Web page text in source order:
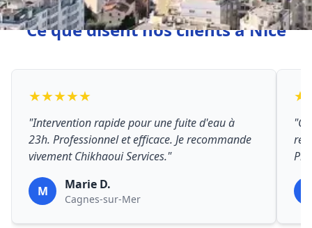
Ce que disent nos clients à Nice
★★★★★
"Intervention rapide pour une fuite d'eau à
23h. Professionnel et efficace. Je recommande
vivement Chikhaoui Services."
M Marie D.
Cagnes-sur-Mer